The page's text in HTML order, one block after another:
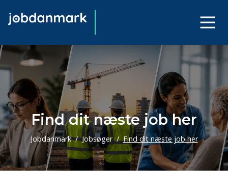
Find dit næste job her
Jobdanmark Jobsøger Find dit næste job her